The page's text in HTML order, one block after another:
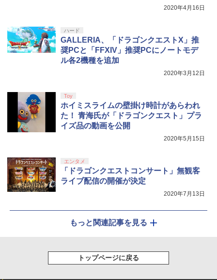
2020年4月16日
ハード
GALLERIA、「ドラゴンクエストX」推
奨PCと「FFXIV」推奨PCにノートモデ
ル各2機種を追加
2020年3月12日
Toy
ホイミスライムの壁掛け時計があらわれ
た！ 青海氏が「ドラゴンクエスト」プラ
イズ品の動画を公開
2020年5月15日
エンタメ
「ドラゴンクエストコンサート」無観客
ライブ配信の開催が決定
2020年7月13日
もっと関連記事を見る
トップページに戻る